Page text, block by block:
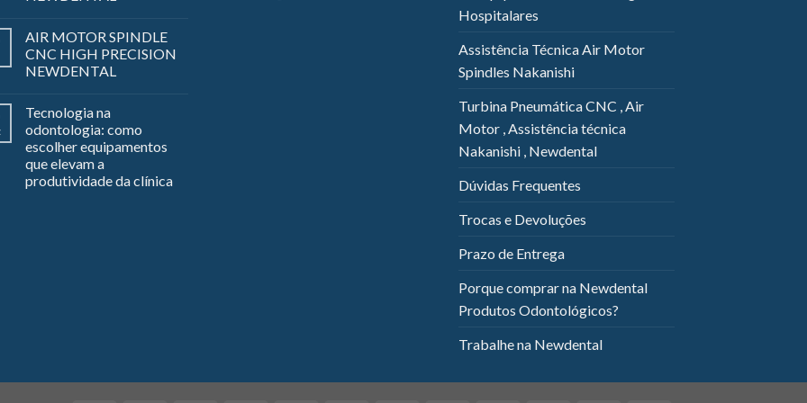
AIR MOTOR SPINDLE
CNC HIGH PRECISION
NEWDENTAL
Tecnologia na
odontologia: como
escolher equipamentos
que elevam a
produtividade da clínica
Hospitalares
Assistência Técnica Air Motor
Spindles Nakanishi
Turbina Pneumática CNC , Air
Motor , Assistência técnica
Nakanishi , Newdental
Dúvidas Frequentes
Trocas e Devoluções
Prazo de Entrega
Porque comprar na Newdental
Produtos Odontológicos?
Trabalhe na Newdental